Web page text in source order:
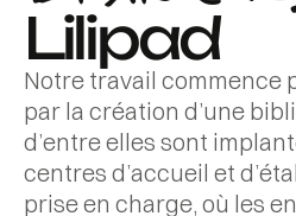
Notre histoire
Notre
travail
Notre impact
Espace
PROGRAMMES
Bibliothèques
Ateliers
COMMUNAUTÉ
Dernières
PARTICIPEZ
Lilipad
Notre travail commence
par la création d’une
d’entre elles sont
centres d’accueil et
prise en charge, où les